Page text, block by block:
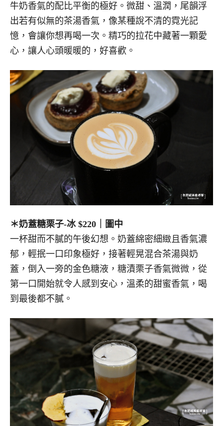
牛奶香氣的配比平衡的極好。微甜、溫潤，尾韻浮
出若有似無的茶湯香氣，像某種說不清的霓光記
憶，會讓你想再喝一次。精巧的拉花中藏著一顆愛
心，讓人心頭暖暖的，好喜歡。
＊奶蓋糖栗子-冰$220｜圖中
一杯甜而不膩的午後幻想。奶蓋綿密細緻且香氣濃
郁，輕抿一口印象極好，接著輕晃混合茶湯與奶
蓋，倒入一旁的金色糖液，糖漬栗子香氣微微，從
第一口開始就令人感到安心，溫柔的甜蜜香氣，喝
到最後都不膩。